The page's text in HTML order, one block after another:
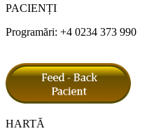
PACIENȚI
Programări: +4 0234 373 990
HARTĂ